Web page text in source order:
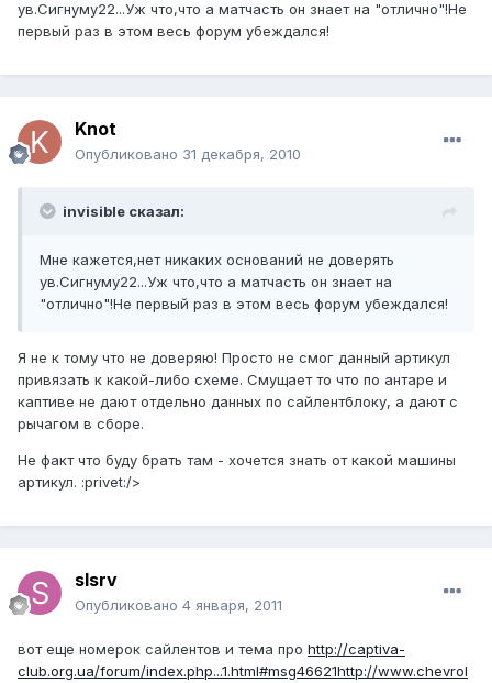
ув.Сигнуму22...Уж что,что а матчасть он знает на "отлично"!Не
первый раз в этом весь форум убеждался!
Knot
Опубликовано 31 декабря, 2010
invisible сказал:
Мне кажется,нет никаких оснований не доверять
ув.Сигнуму22...Уж что,что а матчасть он знает на
"отлично"!Не первый раз в этом весь форум убеждался!
Я не к тому что не доверяю! Просто не смог данный артикул
привязать к какой-либо схеме. Смущает то что по антаре и
каптиве не дают отдельно данных по сайлентблоку, а дают с
рычагом в сборе.
Не факт что буду брать там - хочется знать от какой машины
артикул. :privet:/>
slsrv
Опубликовано 4 января, 2011
вот еще номерок сайлентов и тема про http://captiva-
club.org.ua/forum/index.php...1.html#msg46621http://www.chevrol